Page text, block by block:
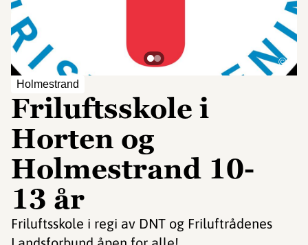
Holmestrand
Friluftsskole i
Horten og
Holmestrand 10-
13 år
Friluftsskole i regi av DNT og Friluftrådenes
©